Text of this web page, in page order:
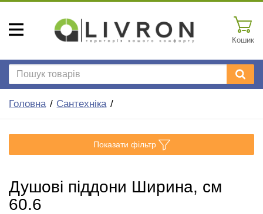
Кошик
Головна Сантехніка
Показати фільтр
Душові піддони Ширина, см
60.6